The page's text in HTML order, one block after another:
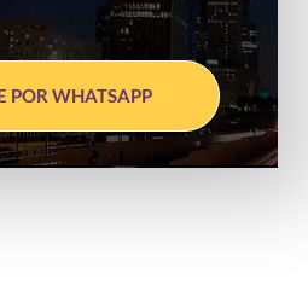
POR WHATSAPP